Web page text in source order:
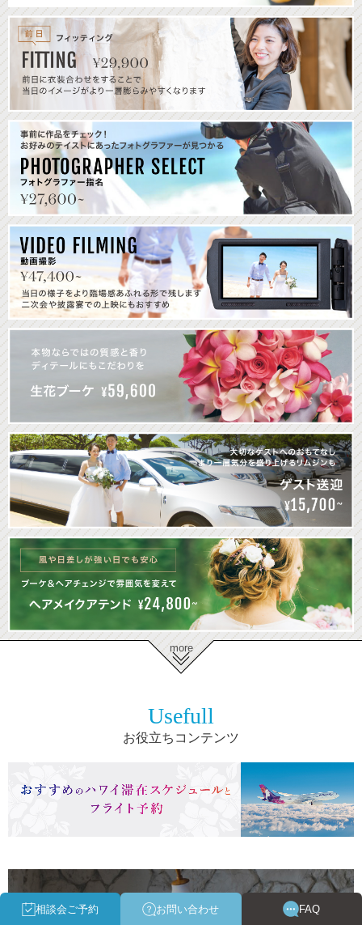
more
Usefull
お役立ちコンテンツ
相談会ご予約 お問い合わせ FAQ